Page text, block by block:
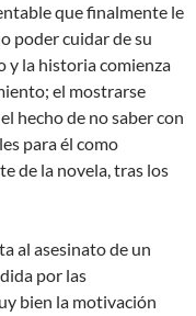
que finalmente le
poder cuidar de su
y la historia comienza
el mostrarse
hecho de no saber con
para él como
de la novela, tras los
al asesinato de un
por las
bien la motivación